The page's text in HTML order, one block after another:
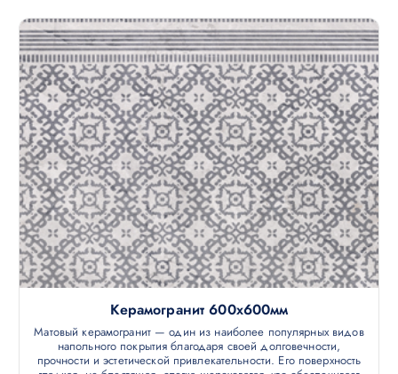
Керамогранит 600х600мм
Матовый керамогранит — один из наиболее популярных видов
напольного покрытия благодаря своей долговечности,
прочности и эстетической привлекательности. Его поверхность